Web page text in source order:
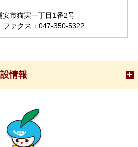
市猫実一丁目1番2号
ァクス：047-350-5322
情報